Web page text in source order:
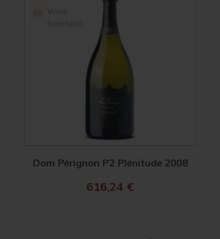
Wine
Spectator
Dom Pérignon P2 Plénitude 2008
616,24 €